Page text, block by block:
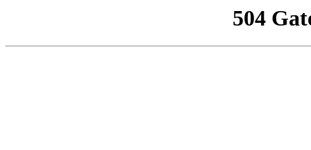
504